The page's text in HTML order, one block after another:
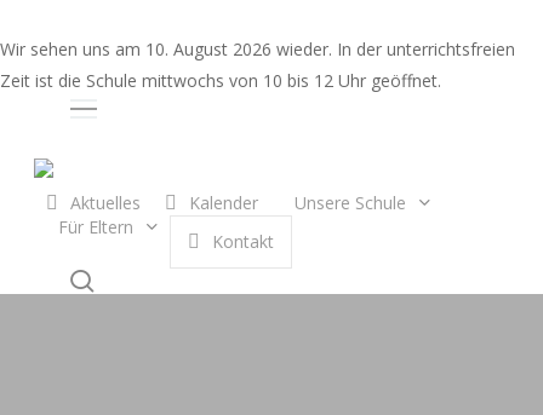
to
main
Wir sehen uns am 10. August 2026 wieder. In der unterrichtsfreien
Zeit ist die Schule mittwochs von 10 bis 12 Uhr geöffnet.
Auswahl
Aktuelles Kalender
Unsere Schule
Für Eltern
Kontakt